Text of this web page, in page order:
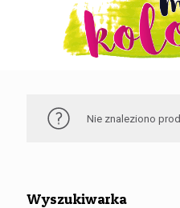
Nie znaleziono
Wyszukiwarka